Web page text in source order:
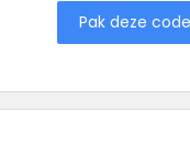
Pak deze code